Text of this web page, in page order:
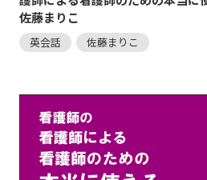
佐藤まりこ
英会話 佐藤まりこ